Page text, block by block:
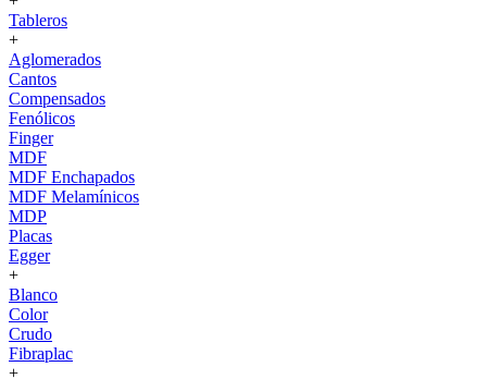
Tableros
+
Aglomerados
Cantos
Compensados
Fenólicos
Finger
MDF
MDF Enchapados
MDF Melamínicos
MDP
Placas
Egger
+
Blanco
Color
Crudo
Fibraplac
+